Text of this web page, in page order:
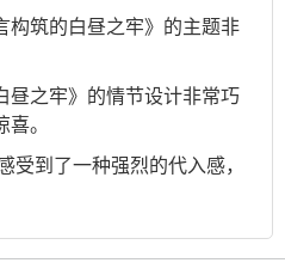
构筑的白昼之牢》的主题非
昼之牢》的情节设计非常巧
。
受到了一种强烈的代入感，